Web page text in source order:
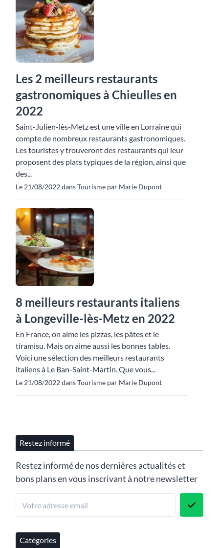
Les 2 meilleurs restaurants
gastronomiques à Chieulles en
2022
Saint-Julien-lès-Metz est une ville en Lorraine qui
compte de nombreux restaurants gastronomiques.
Les touristes y trouveront des restaurants qui leur
proposent des plats typiques de la région, ainsi que
des...
Le 21/08/2022 dans Tourisme par Marie Dupont
8 meilleurs restaurants italiens
à Longeville-lès-Metz en 2022
En France, on aime les pizzas, les pâtes et le
tiramisu. Mais on aime aussi les bonnes tables.
Voici une sélection des meilleurs restaurants
italiens à Le Ban-Saint-Martin. Que vous...
Le 21/08/2022 dans Tourisme par Marie Dupont
Restez informé
Restez informé de nos dernières actualités et
bons plans en vous inscrivant à notre newsletter
Catégories